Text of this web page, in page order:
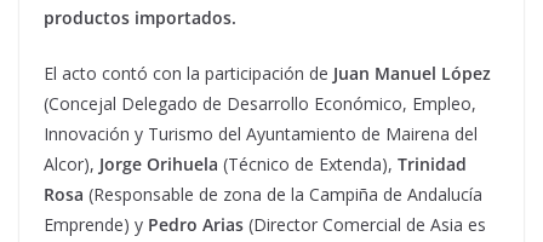
productos importados.
El acto contó con la participación de Juan Manuel López
(Concejal Delegado de Desarrollo Económico, Empleo,
Innovación y Turismo del Ayuntamiento de Mairena del
Alcor), Jorge Orihuela (Técnico de Extenda), Trinidad
Rosa (Responsable de zona de la Campiña de Andalucía
Emprende) y Pedro Arias (Director Comercial de Asia es